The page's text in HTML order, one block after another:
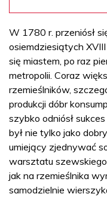
W 1780 r. przeniósł
osiemdziesiątych
się miastem, po raz
metropolii. Coraz
rzemieślników,
produkcji dóbr
szybko odniósł
był nie tylko jako
umiejący zjednywać
warsztatu
jak na rzemieślnika
samodzielnie